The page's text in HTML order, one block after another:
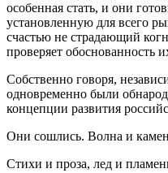
особенная стать, и они
установленную для всего
счастью не страдающий
проверяет обоснованность
Собственно говоря,
одновременно были
концепции развития
Они сошлись. Волна и
Стихи и проза, лед и